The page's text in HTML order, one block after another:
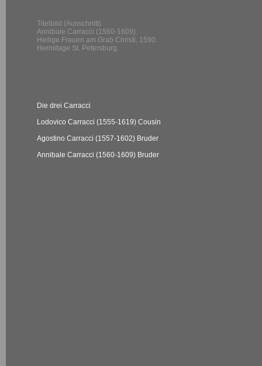
Titelbild (Ausschnitt)
Annibale Carracci (1560-1609).
Heilige Frauen am Grab Christi, 1590.
Hermitage St. Petersburg.
Die drei Carracci
Lodovico Carracci (1555-1619) Cousin
Agostino Carracci (1557-1602) Bruder
Annibale Carracci (1560-1609) Bruder